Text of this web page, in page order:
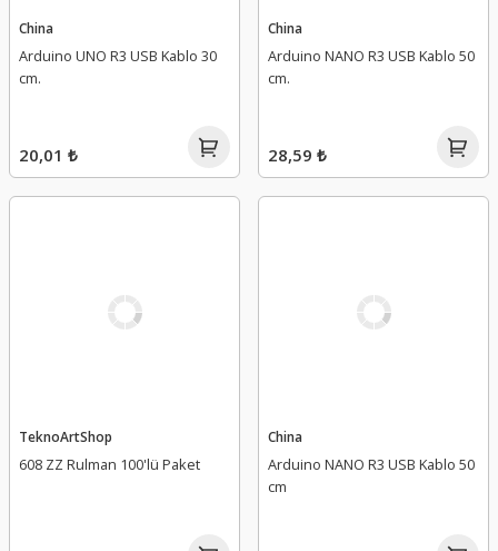
China
Arduino UNO R3 USB Kablo 30
cm.
20,01 ₺
China
Arduino NANO R3 USB Kablo 50
cm.
28,59 ₺
TeknoArtShop
608 ZZ Rulman 100'lü Paket
China
Arduino NANO R3 USB Kablo 50
cm